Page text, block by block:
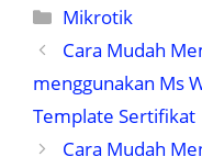
Kategori
Mikrotik
Cara Mudah
menggunakan Ms
Template Sertifikat
Cara Mudah